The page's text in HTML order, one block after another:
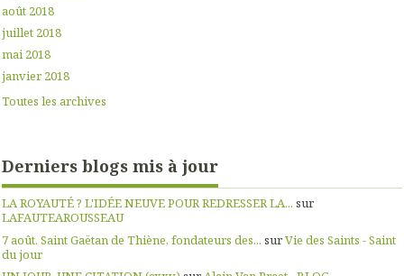
août 2018
juillet 2018
mai 2018
janvier 2018
Toutes les archives
Derniers blogs mis à jour
LA ROYAUTÉ ? L'IDÉE NEUVE POUR REDRESSER LA... sur
LAFAUTEAROUSSEAU
7 août. Saint Gaëtan de Thiène, fondateurs des... surVie des Saints - Saint
du jour